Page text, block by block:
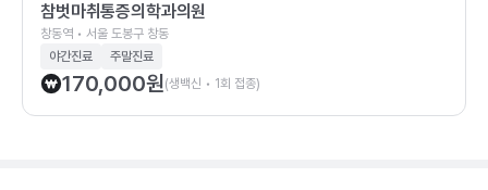
참벗마취통증의학과의원
창동역 • 서울 도봉구 창동
야간진료
주말진료
170,000원(생백신 • 1회 접종)